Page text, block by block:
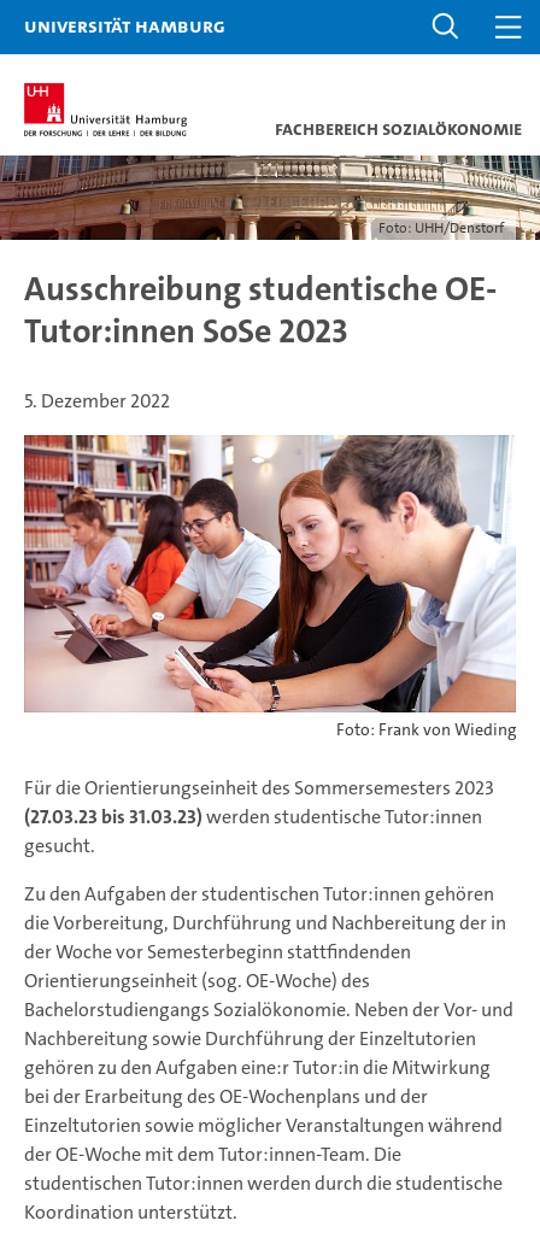
Universität Hamburg
Fachbereich Sozialökonomie
Foto: UHH/Denstorf
Ausschreibung studentische OE-
Tutor:innen SoSe 2023
5. Dezember 2022
Foto: Frank von Wieding
Für die Orientierungseinheit des Sommersemesters 2023
(27.03.23 bis 31.03.23)werden studentische Tutor:innen
gesucht.
Zu den Aufgaben der studentischen Tutor:innen gehören
die Vorbereitung, Durchführung und Nachbereitung der in
der Woche vor Semesterbeginn stattfindenden
Orientierungseinheit (sog. OE-Woche) des
Bachelorstudiengangs Sozialökonomie. Neben der Vor- und
Nachbereitung sowie Durchführung der Einzeltutorien
gehören zu den Aufgaben eine:r Tutor:in die Mitwirkung
bei der Erarbeitung des OE-Wochenplans und der
Einzeltutorien sowie möglicher Veranstaltungen während
der OE-Woche mit dem Tutor:innen-Team. Die
studentischen Tutor:innen werden durch die studentische
Koordination unterstützt.